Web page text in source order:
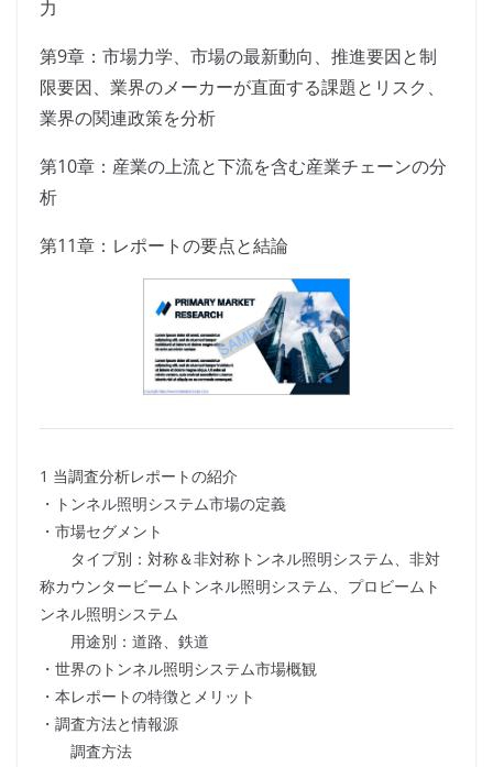
力
第9章：市場力学、市場の最新動向、推進要因と制
限要因、業界のメーカーが直面する課題とリスク、
業界の関連政策を分析
第10章：産業の上流と下流を含む産業チェーンの分
析
第11章：レポートの要点と結論
1 当調査分析レポートの紹介
・トンネル照明システム市場の定義
・市場セグメント
タイプ別：対称＆非対称トンネル照明システム、非対
称カウンタービームトンネル照明システム、プロビームト
ンネル照明システム
用途別：道路、鉄道
・世界のトンネル照明システム市場概観
・本レポートの特徴とメリット
・調査方法と情報源
調査方法